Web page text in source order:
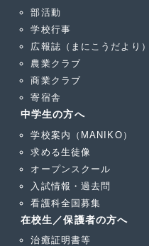
部活動
学校行事
広報誌（まにこうだより）
農業クラブ
商業クラブ
寄宿舎
中学生の方へ
学校案内（MANIKO）
求める生徒像
オープンスクール
入試情報・過去問
看護科全国募集
在校生／保護者の方へ
治癒証明書等